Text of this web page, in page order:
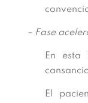
– Fase
En esta
El